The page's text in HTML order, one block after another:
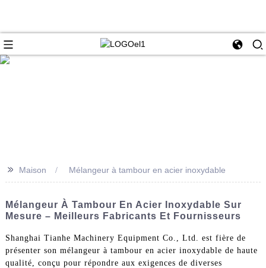
>> Maison Mélangeur à tambour en acier inoxydable
Mélangeur À Tambour En Acier Inoxydable Sur
Mesure – Meilleurs Fabricants Et Fournisseurs
Shanghai Tianhe Machinery Equipment Co., Ltd. est fière de
présenter son mélangeur à tambour en acier inoxydable de haute
qualité, conçu pour répondre aux exigences de diverses